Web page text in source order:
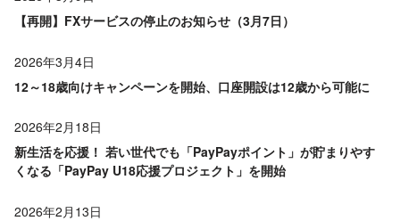
【再開】FXサービスの停止のお知らせ（3月7日）
2026年3月4日
12～18歳向けキャンペーンを開始、口座開設は12歳から可能に
2026年2月18日
新生活を応援！ 若い世代でも「PayPayポイント」が貯まりやす
くなる「PayPay U18応援プロジェクト」を開始
2026年2月13日